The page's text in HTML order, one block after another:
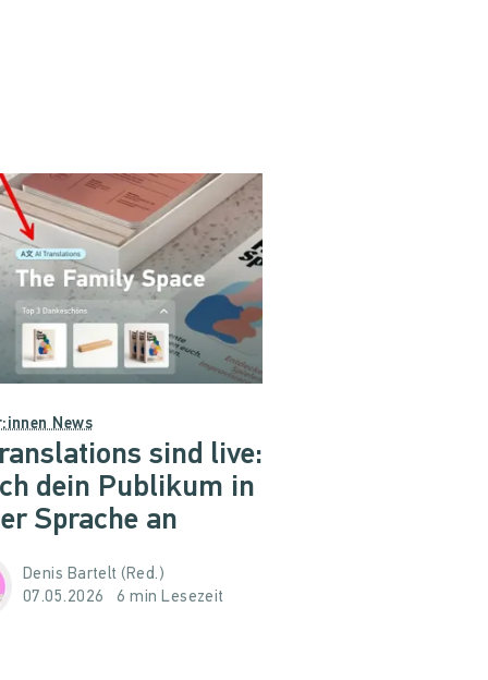
News
sind live:
dein Publikum in
Sprache an
Denis Bartelt (Red.)
07.05.2026
6 min Lesezeit